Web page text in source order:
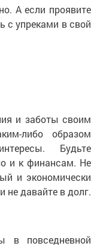
А если проявите
с упреками в свой
и заботы своим
либо образом
Будьте
и к финансам. Не
и экономически
не давайте в долг.
в повседневной